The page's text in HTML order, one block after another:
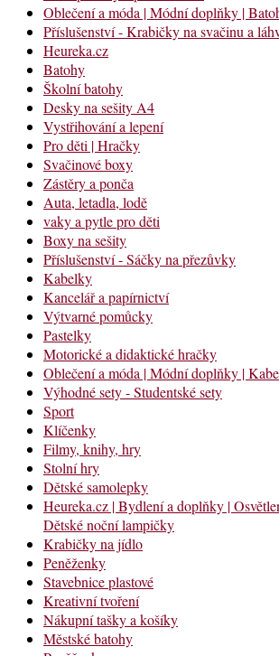
Oblečení a móda | Módní doplňky |
Příslušenství - Krabičky na svačinu a
Heureka.cz
Batohy
Školní batohy
Desky na sešity A4
Vystřihování a lepení
Pro děti | Hračky
Svačinové boxy
Zástěry a ponča
Auta, letadla, lodě
vaky a pytle pro děti
Boxy na sešity
Příslušenství - Sáčky na přezůvky
Kabelky
Kancelář a papírnictví
Výtvarné pomůcky
Pastelky
Motorické a didaktické hračky
Oblečení a móda | Módní doplňky |
Výhodné sety - Studentské sety
Sport
Klíčenky
Filmy, knihy, hry
Stolní hry
Dětské samolepky
Heureka.cz | Bydlení a doplňky |
Dětské noční lampičky
Krabičky na jídlo
Peněženky
Stavebnice plastové
Kreativní tvoření
Nákupní tašky a košíky
Městské batohy